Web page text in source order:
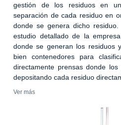
gestión de los residuos en
separación de cada residuo en
donde se genera dicho
estudio detallado de la
donde se generan los residuos
bien contenedores para
directamente prensas donde
depositando cada residuo
Ver más